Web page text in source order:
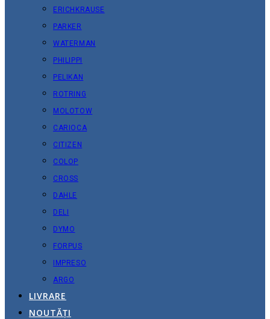
ERICHKRAUSE
PARKER
WATERMAN
PHILIPPI
PELIKAN
ROTRING
MOLOTOW
CARIOCA
CITIZEN
COLOP
CROSS
DAHLE
DELI
DYMO
FORPUS
IMPRESO
ARGO
LIVRARE
NOUTĂȚI